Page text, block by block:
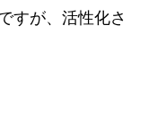
すが、活性化さ